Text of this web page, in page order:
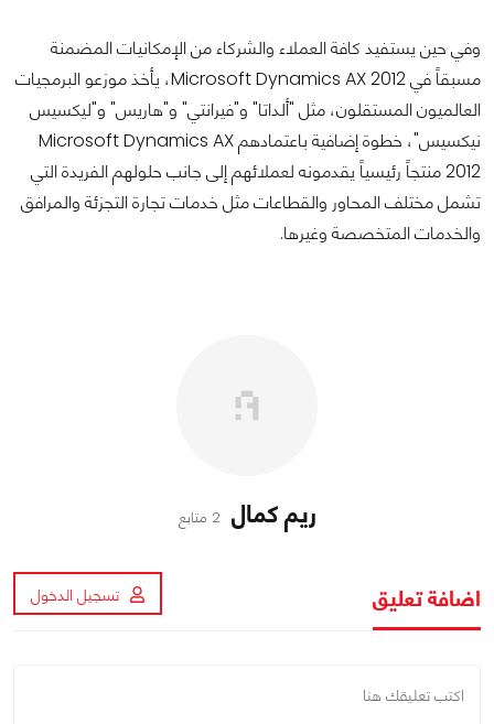
وفي حين يستفيد كافة العملاء والشركاء من الإمكانيات المضمنة
مسبقاً في Microsoft Dynamics AX 2012، يأخذ موزعو البرمجيات
العالميون المستقلون، مثل "ألداتا" و"فيرانتي" و"هاريس" و"ليكسيس
نيكسيس"، خطوة إضافية باعتمادهم Microsoft Dynamics AX
2012 منتجاً رئيسياً يقدمونه لعملائهم إلى جانب حلولهم الفريدة التي
تشمل مختلف المحاور والقطاعات مثل خدمات تجارة التجزئة والمرافق
والخدمات المتخصصة وغيرها.
ريم كمال 2 متابع
اضافة تعليق تسجيل الدخول